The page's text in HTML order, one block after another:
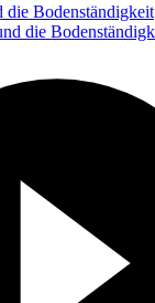
Bodenständigkeit